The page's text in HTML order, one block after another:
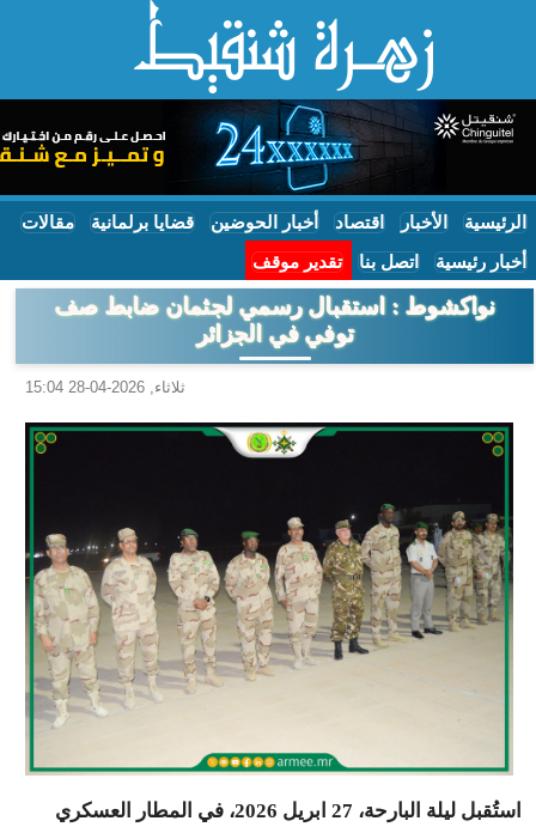
الرئيسية الأخبار اقتصاد أخبار الحوضين قضايا برلمانية مقالات
أخبار رئيسية اتصل بنا تقدير موقف
نواكشوط : استقبال رسمي لجثمان ضابط صف
توفي في الجزائر
ثلاثاء, 2026-04-28 15:04
استُقبل ليلة البارحة، 27 ابريل 2026، في المطار العسكري